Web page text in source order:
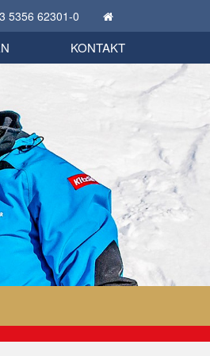
5356 62301-0
KONTAKT